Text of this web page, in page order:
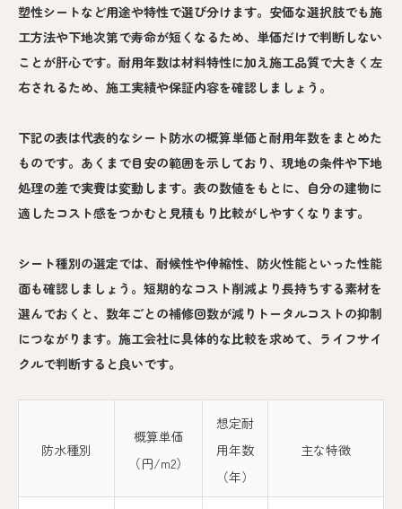
塑性シートなど用途や特性で選び分けます。安価な選択肢でも施
工方法や下地次第で寿命が短くなるため、単価だけで判断しない
ことが肝心です。耐用年数は材料特性に加え施工品質で大きく左
右されるため、施工実績や保証内容を確認しましょう。
下記の表は代表的なシート防水の概算単価と耐用年数をまとめた
ものです。あくまで目安の範囲を示しており、現地の条件や下地
処理の差で実費は変動します。表の数値をもとに、自分の建物に
適したコスト感をつかむと見積もり比較がしやすくなります。
シート種別の選定では、耐候性や伸縮性、防火性能といった性能
面も確認しましょう。短期的なコスト削減より長持ちする素材を
選んでおくと、数年ごとの補修回数が減りトータルコストの抑制
につながります。施工会社に具体的な比較を求めて、ライフサイ
クルで判断すると良いです。
防水種別
概算単価
（円/m2）
想定耐
用年数
（年）
主な特徴